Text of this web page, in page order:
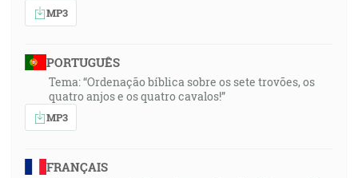
MP3
PORTUGUÊS
Tema: “Ordenação bíblica sobre os sete trovões, os
quatro anjos e os quatro cavalos!”
MP3
FRANÇAIS